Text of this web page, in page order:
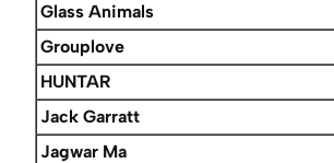
Glass Animals
Grouplove
HUNTAR
Jack Garratt
Jagwar Ma